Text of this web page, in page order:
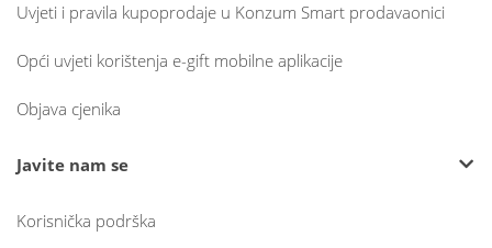
Uvjeti i pravila kupoprodaje u Konzum Smart prodavaonici
Opći uvjeti korištenja e-gift mobilne aplikacije
Objava cjenika
Javite nam se
Korisnička podrška